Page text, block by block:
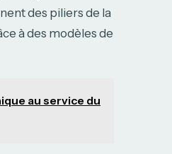
des piliers de la
à des modèles de
au service du